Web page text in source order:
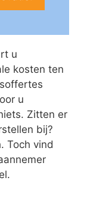
u
kosten ten
u
Zitten er
bij?
Toch vind